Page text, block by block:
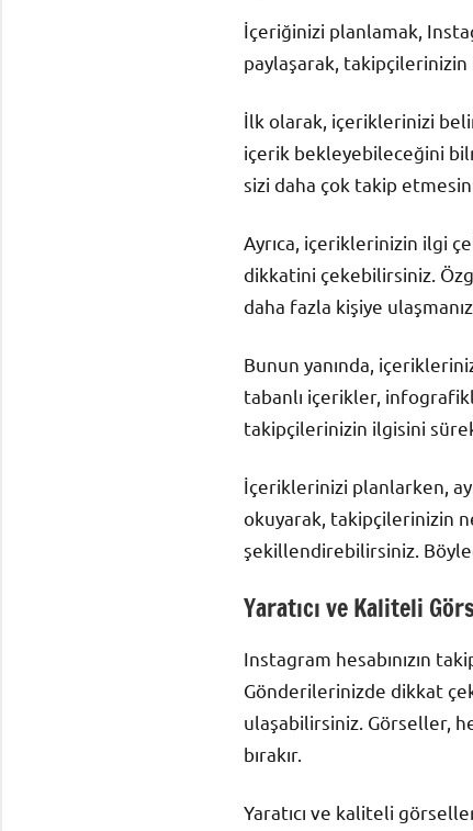
İçeriğinizi planlamak,
paylaşarak, takipçilerinizin
İlk olarak, içeriklerinizi
içerik bekleyebileceğini
sizi daha çok takip
Ayrıca, içeriklerinizin ilgi
dikkatini çekebilirsiniz.
daha fazla kişiye
Bunun yanında,
tabanlı içerikler,
takipçilerinizin ilgisini
İçeriklerinizi planlarken,
okuyarak, takipçilerinizin
şekillendirebilirsiniz.
Yaratıcı ve Kaliteli
Instagram hesabınızın
Gönderilerinizde dikkat
ulaşabilirsiniz. Görseller,
bırakır.
Yaratıcı ve kaliteli